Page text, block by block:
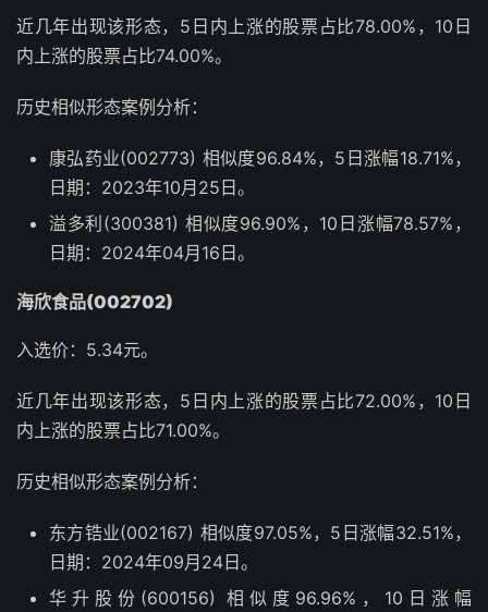
近几年出现该形态，5日内上涨的股票占比78.00%，10日
内上涨的股票占比74.00%。
历史相似形态案例分析：
康弘药业(002773) 相似度96.84%，5日涨幅18.71%，
日期：2023年10月25日。
溢多利(300381) 相似度96.90%，10日涨幅78.57%，
日期：2024年04月16日。
海欣食品(002702)
入选价：5.34元。
近几年出现该形态，5日内上涨的股票占比72.00%，10日
内上涨的股票占比71.00%。
历史相似形态案例分析：
东方锆业(002167) 相似度97.05%，5日涨幅32.51%，
日期：2024年09月24日。
华升股份(600156) 相似度96.96%，10日涨幅